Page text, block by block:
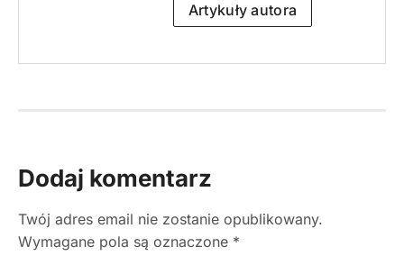
Artykuły autora
Dodaj komentarz
Twój adres email nie zostanie opublikowany.
Wymagane pola są oznaczone *